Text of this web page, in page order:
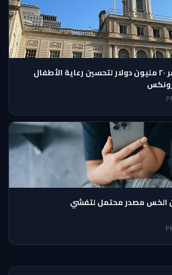
مدينة نيويورك تستثمر ٢٠ مليون دولار لتحسين رعاية الأطفال
الخس مصدر محتمل لتفشي